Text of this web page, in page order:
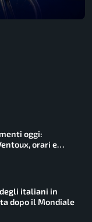
oggi:
orari e
italiani in
dopo il Mondiale